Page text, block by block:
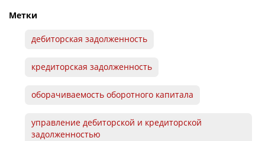
Метки
дебиторская задолженность
кредиторская задолженность
оборачиваемость оборотного капитала
управление дебиторской и кредиторской
задолженностью